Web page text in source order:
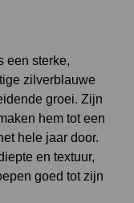
een sterke,
zilverblauwe
groei. Zijn
hem tot een
hele jaar door.
en textuur,
goed tot zijn